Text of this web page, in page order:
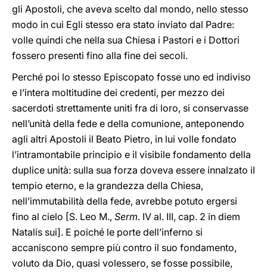
gli Apostoli, che aveva scelto dal mondo, nello stesso
modo in cui Egli stesso era stato inviato dal Padre:
volle quindi che nella sua Chiesa i Pastori e i Dottori
fossero presenti fino alla fine dei secoli.
Perché poi lo stesso Episcopato fosse uno ed indiviso
e l’intera moltitudine dei credenti, per mezzo dei
sacerdoti strettamente uniti fra di loro, si conservasse
nell’unità della fede e della comunione, anteponendo
agli altri Apostoli il Beato Pietro, in lui volle fondato
l’intramontabile principio e il visibile fondamento della
duplice unità: sulla sua forza doveva essere innalzato il
tempio eterno, e la grandezza della Chiesa,
nell’immutabilità della fede, avrebbe potuto ergersi
fino al cielo [S. Leo M., Serm. IV al. III, cap. 2 in diem
Natalis sui]. E poiché le porte dell’inferno si
accaniscono sempre più contro il suo fondamento,
voluto da Dio, quasi volessero, se fosse possibile,